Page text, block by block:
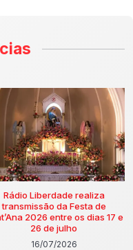
Rádio Liberdade realiza
transmissão da Festa de
2026 entre os dias 17 e
26 de julho
16/07/2026